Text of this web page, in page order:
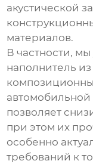
акустической
материалов.
В частности,
наполнитель
позволяет
при этом их
особенно
требований к